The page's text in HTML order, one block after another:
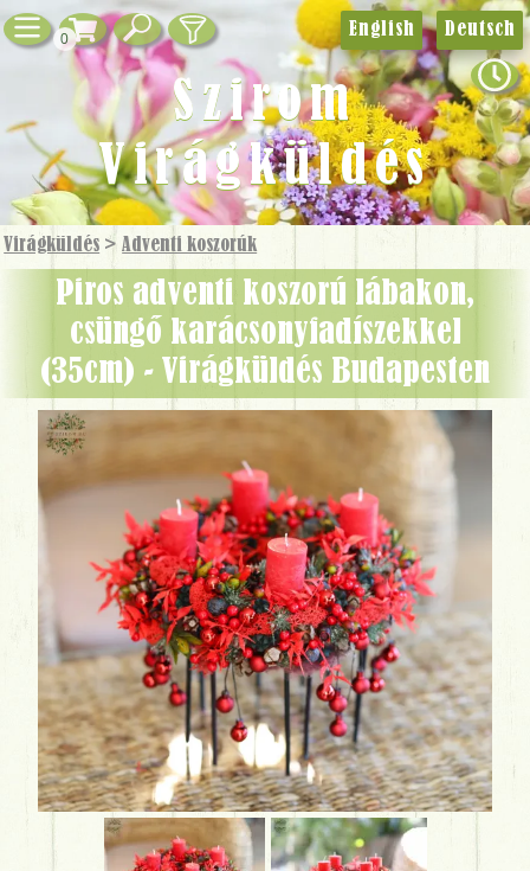
0
Virágküldés >Adventi koszorúk
Piros adventi koszorú lábakon,
csüngő karácsonyfadíszekkel
(35cm) - Virágküldés Budapesten
English Deutsch
Szirom
Virágküldés